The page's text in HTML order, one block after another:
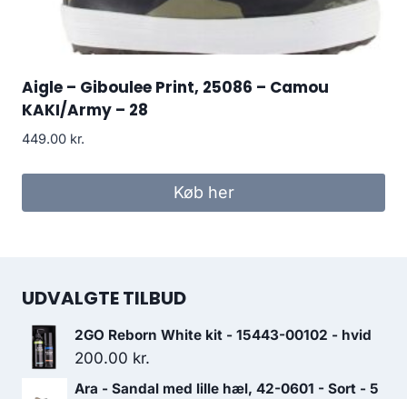
Aigle – Giboulee Print, 25086 – Camou
KAKI/Army – 28
449.00 kr.
Køb her
UDVALGTE TILBUD
2GO Reborn White kit - 15443-00102 - hvid
200.00 kr.
Ara - Sandal med lille hæl, 42-0601 - Sort - 5